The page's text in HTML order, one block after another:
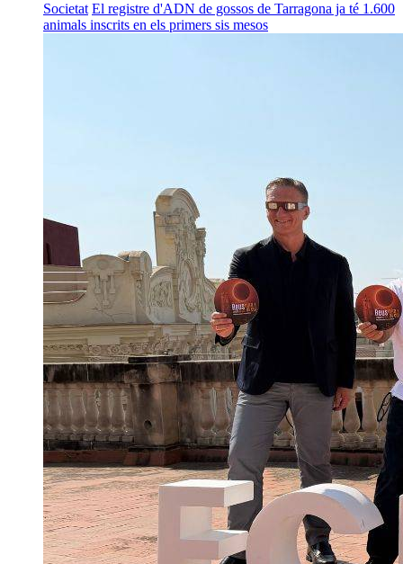
Societat El registre d'ADN de gossos de Tarragona ja té 1.600
animals inscrits en els primers sis mesos